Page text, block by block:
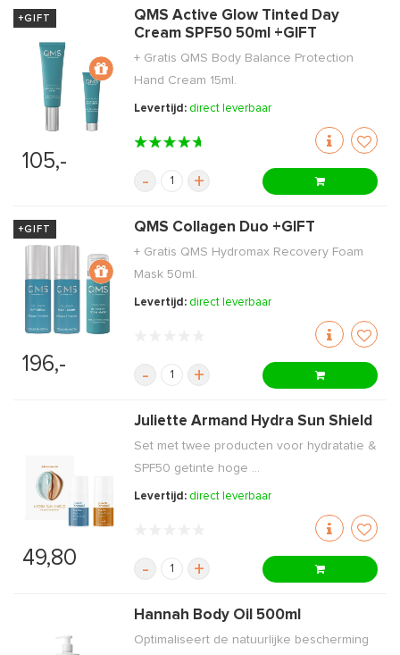
+GIFT
105,-
QMS Active Glow Tinted Day
Cream SPF50 50ml +GIFT
+ Gratis QMS Body Balance Protection
Hand Cream 15ml.
Levertijd: direct leverbaar
- +
+GIFT
196,-
QMS Collagen Duo +GIFT
+ Gratis QMS Hydromax Recovery Foam
Mask 50ml.
Levertijd: direct leverbaar
- +
49,80
Juliette Armand Hydra Sun Shield
Set met twee producten voor hydratatie &
SPF50 getinte hoge ...
Levertijd: direct leverbaar
- +
Hannah Body Oil 500ml
Optimaliseert de natuurlijke bescherming